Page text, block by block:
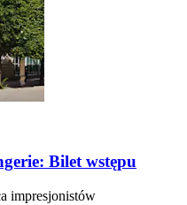
Bilet wstępu
impresjonistów